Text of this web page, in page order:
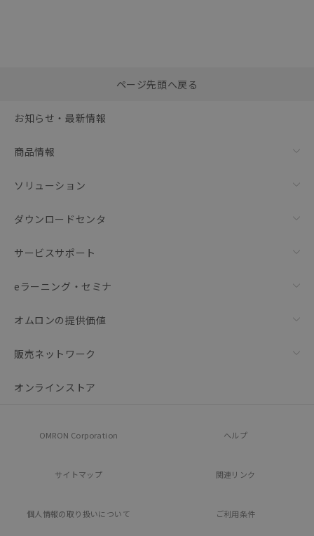
括ダウンロード
ページ先頭へ戻る
お知らせ・最新情報
商品情報
ソリューション
ダウンロードセンタ
サービスサポート
eラーニング・セミナ
オムロンの提供価値
販売ネットワーク
オンラインストア
OMRON Corporation ヘルプ
サイトマップ 関連リンク
個人情報の取り扱いについて ご利用条件